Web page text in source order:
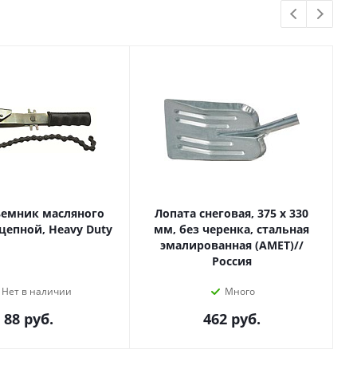
масляного
Heavy Duty
Нет в наличии
88руб.
Лопата снеговая, 375 х 330
мм, без черенка, стальная
эмалированная (АМЕТ)//
Россия
Много
462руб.